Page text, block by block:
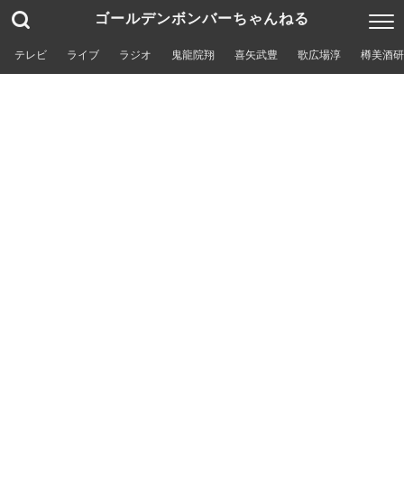
ゴールデンボンバーちゃんねる
テレビ ライブ ラジオ 鬼龍院翔 喜矢武豊 歌広場淳 樽美酒